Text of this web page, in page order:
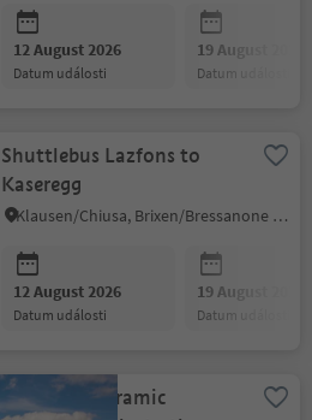
12 August 2026
datum události
19 August 2026
datum události
Shuttlebus Lazfons to
Kaseregg
Klausen/Chiusa, Brixen/Bressanone and environs
12 August 2026
datum události
19 August 2026
datum události
Guided panoramic